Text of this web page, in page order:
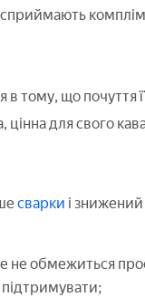
тому, що почуття
цінна для свого
сварки і
не обмежиться